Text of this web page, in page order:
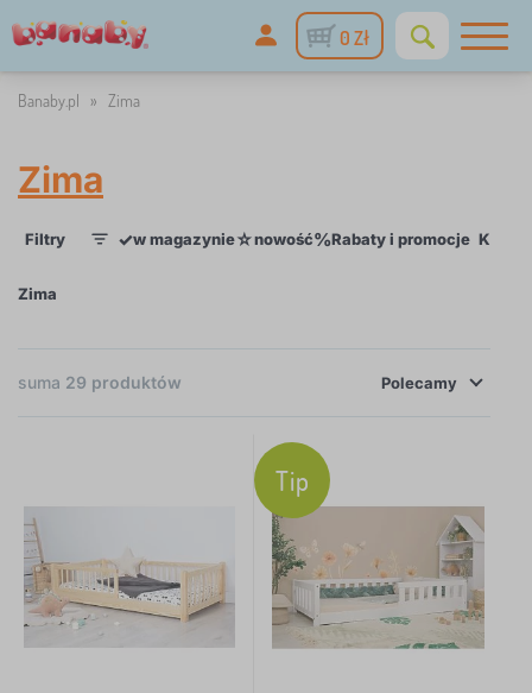
0 Zł
Banaby.pl » Zima
Zima
Filtry ✓w magazynie☆nowość%Rabaty i promocje
FILTRY ×
w
k
i
›
a
b
a
w
›
W
s
4
›
Zima
suma 29 produktów
Tip